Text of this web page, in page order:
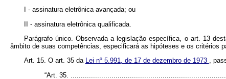
I - assinatura eletrônica avançada; ou
II - assinatura eletrônica qualificada.
Parágrafo único. Observada a legislação específica, o art. 13
âmbito de suas competências, especificará as hipóteses e os critérios
Art. 15. O art. 35 da Lei nº 5.991, de 17 de dezembro de 1973 ,
“Art. 35.